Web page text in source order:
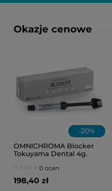
Okazje cenowe
-20%
OMNICHROMA Blocker
Tokuyama Dental 4g.
0 ocen
198,40 zł